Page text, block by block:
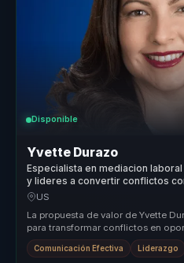
Disponible
Yvette Durazo
Especialista en mediacion
y lideres a convertir conflictos
sostenibles y cultura saludable.
US
La propuesta de valor de Yvette
para transformar conflictos en
organizacional....
Comunicación Efectiva Liderazgo